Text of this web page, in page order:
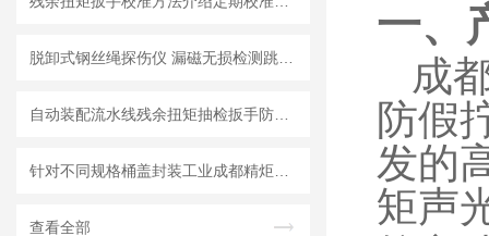
查看全部
一、
成
防假
发的
矩声